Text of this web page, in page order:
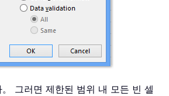
그러면 제한된 범위 내 모든 빈 셀